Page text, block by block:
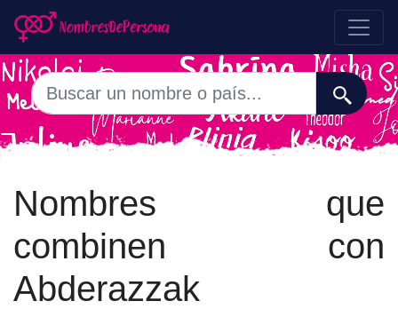
Nombres que
combinen con
Abderazzak